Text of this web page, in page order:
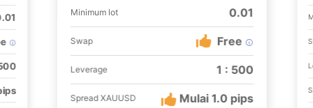
Minimum lot 0.01
Swap Free
Leverage 1 : 500
Spread XAUUSD Mulai 1.0 pips